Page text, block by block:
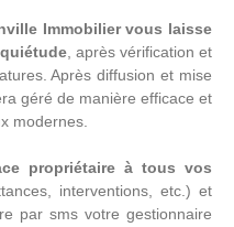
Immobilier vous laisse
, après vérification et
Après diffusion et mise
géré de manière efficace et
modernes.
propriétaire à tous vos
interventions, etc.) et
par sms votre gestionnaire